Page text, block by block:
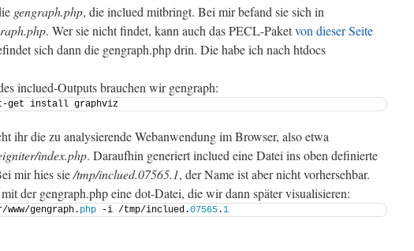
gengraph.php, die inclued mitbringt. Bei mir befand sie sich in
. Wer sie nicht findet, kann auch das PECL-Paketvon dieser Seite
sich dann die gengraph.php drin. Die habe ich nach htdocs
inclued-Outputs brauchen wir gengraph:
get install graphviz
ihr die zu analysierende Webanwendung im Browser, also etwa
index.php. Daraufhin generiert inclued eine Datei ins oben definierte
mir hies sie/tmp/inclued.07565.1, der Name ist aber nicht vorhersehbar.
der gengraph.php eine dot-Datei, die wir dann später visualisieren:
gengraph. php -i /tmp/inclued.07565.1